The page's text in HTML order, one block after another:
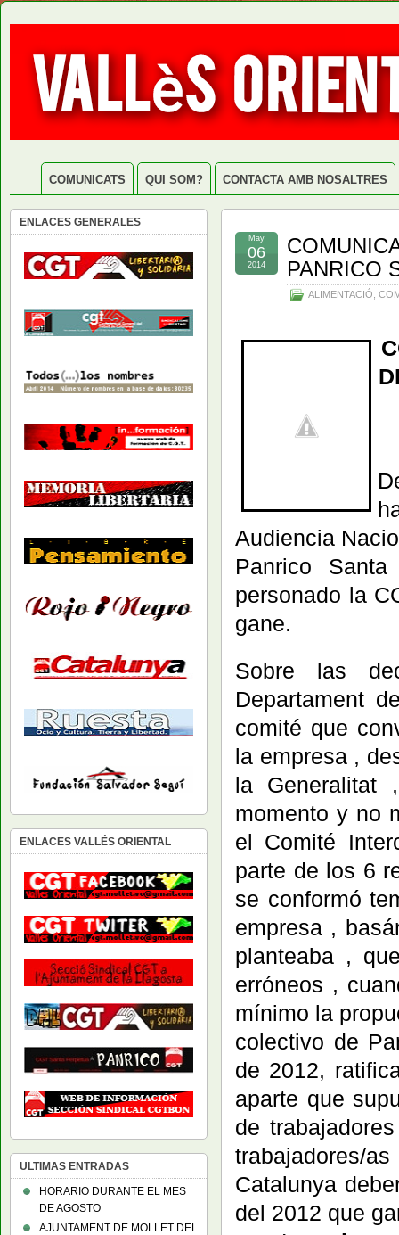
COMUNICATS QUI SOM? CONTACTA AMB NOSALTRES
PANRICO
ALIMENTACIÓ
May
06
2014
Audiencia
Panrico
personado la
gane.
Sobre las
Departament
comité que
la empresa ,
la
momento y no
el Comité
parte de los 6
se conformó
empresa ,
planteaba ,
erróneos ,
mínimo la
colectivo de
de 2012,
aparte que
de
trabajadores/
Catalunya
del 2012 que
ENLACES GENERALES
ENLACES VALLÉS ORIENTAL
ULTIMAS ENTRADAS
HORARIO DURANTE EL MES
DE AGOSTO
AJUNTAMENT DE MOLLET DEL